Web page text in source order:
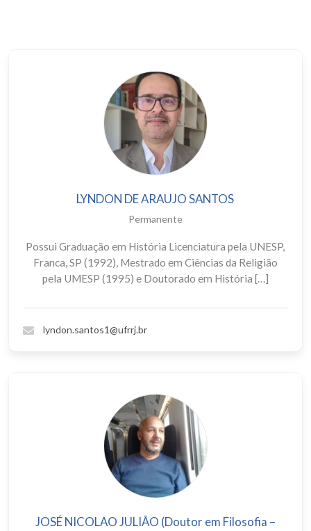
LYNDON DE ARAUJO SANTOS
Permanente
Possui Graduação em História Licenciatura pela UNESP,
Franca, SP (1992), Mestrado em Ciências da Religião
pela UMESP (1995) e Doutorado em História […]
lyndon.santos1@ufrrj.br
JOSÉ NICOLAO JULIÃO (Doutor em Filosofia –